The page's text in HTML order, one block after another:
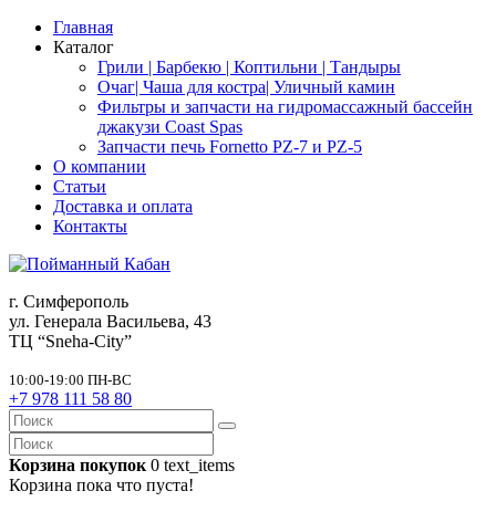
Главная
Каталог
Грили | Барбекю | Коптильни | Тандыры
Очаг| Чаша для костра| Уличный камин
Фильтры и запчасти на гидромассажный бассейн
джакузи Coast Spas
Запчасти печь Fornetto PZ-7 и PZ-5
О компании
Статьи
Доставка и оплата
Контакты
г. Симферополь
ул. Генерала Васильева, 43
ТЦ “Sneha-City”
10:00-19:00 ПН-ВС
+7 978 111 58 80
Корзина покупок 0 text_items
Корзина пока что пуста!